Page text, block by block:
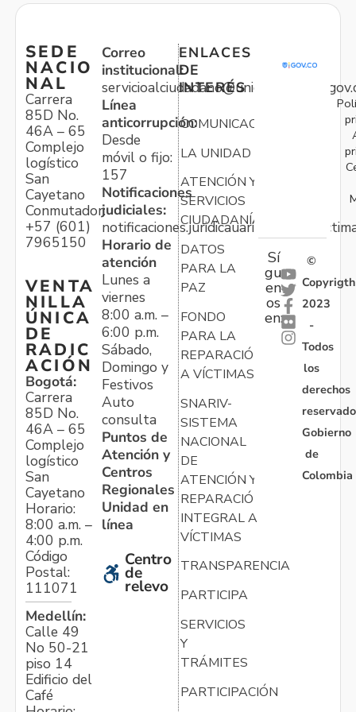
SEDE
NACIO
NAL
Carrera
85D No.
46A – 65
Complejo
logístico
San
Cayetano
Conmutador:
+57 (601)
7965150
VENTA
NILLA
ÚNICA
DE
RADIC
ACIÓN
Bogotá:
Carrera
85D No.
46A – 65
Complejo
logístico
San
Cayetano
Horario:
8:00 a.m. –
4:00 p.m.
Código
Postal:
111071
Medellín:
Calle 49
No 50-21
piso 14
Edificio del
Café
Correo
institucional:
Línea
anticorrupción:
Desde
móvil o fijo:
157
Notificaciones
judiciales:
Horario de
atención
Lunes a
viernes
8:00 a.m. –
6:00 p.m.
Sábado,
Domingo y
Festivos
Auto
consulta
Puntos de
Atención y
Centros
Regionales
Unidad en
línea
Centro
de
relevo
ENLACES
DE
INTERÉS
COMUNICACIONES
LA UNIDAD
ATENCIÓN Y
SERVICIOS
CIUDADANÍA
DATOS
PARA LA
PAZ
FONDO
PARA LA
REPARACIÓN
A VÍCTIMAS
SNARIV-
SISTEMA
NACIONAL
DE
ATENCIÓN Y
REPARACIÓN
INTEGRAL A
VÍCTIMAS
TRANSPARENCIA
PARTICIPA
SERVICIOS
Y
TRÁMITES
PARTICIPACIÓN
Sí
gu
en
os
en:
©
Copyrigth
2023
-
Todos
los
derechos
Gobierno
de
Colombia